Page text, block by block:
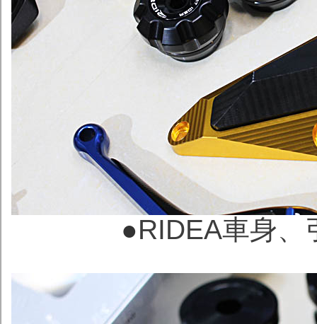
●RIDEA車身、